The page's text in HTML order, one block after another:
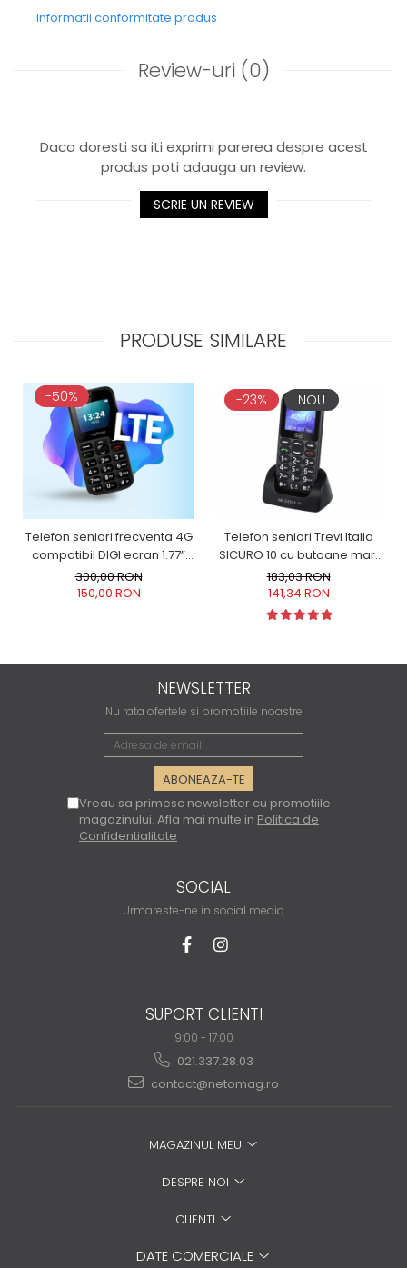
Informatii conformitate produs
Review-uri (0)
Daca doresti sa iti exprimi parerea despre acest
produs poti adauga un review.
SCRIE UN REVIEW
PRODUSE SIMILARE
-50%
Telefon seniori frecventa 4G
compatibil DIGI ecran 1.77”
camera 0.3MP acumulator
800mAh Halo A LTE Meniu RO
300,00 RON
150,00 RON
-23% NOU
Telefon seniori Trevi Italia
SICURO 10 cu butoane mari
iluminate difuzor, lanterna,
agenda 200, 5 numere cu
functie SOS ,iesire casti,
183,03 RON
141,34 RON
NEWSLETTER
Nu rata ofertele si promotiile noastre
Vreau sa primesc newsletter cu promotiile
magazinului. Afla mai multe in Politica de
Confidentialitate
SOCIAL
Urmareste-ne in social media
SUPORT CLIENTI
9:00 - 17:00
021.337.28.03
contact@netomag.ro
MAGAZINUL MEU
DESPRE NOI
CLIENTI
DATE COMERCIALE